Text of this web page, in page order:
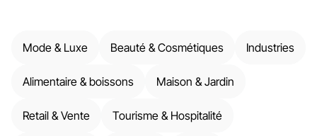
Mode & Luxe Beauté & Cosmétiques Industries
Alimentaire & boissons Maison & Jardin
Retail & Vente Tourisme & Hospitalité